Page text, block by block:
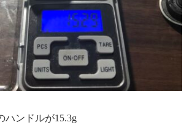
ハンドルが15.3g